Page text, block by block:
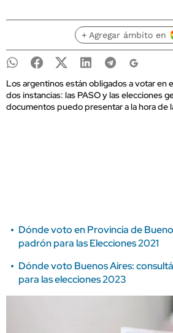
+ Agregar ámbito en
Los argentinos están obligados a votar en
dos instancias: las PASO y las elecciones
documentos puedo presentar a la hora de
Dónde voto en Provincia de
padrón para las Elecciones 2021
Dónde voto Buenos Aires:
para las elecciones 2023